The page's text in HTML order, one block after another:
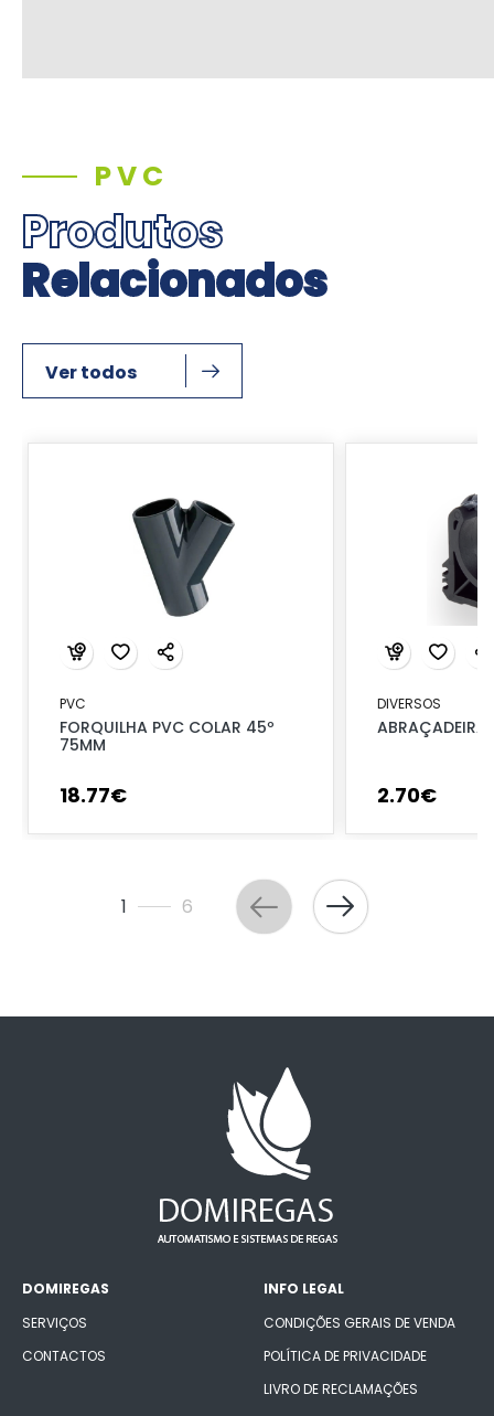
PVC
Produtos
Relacionados
Ver todos
PVC
FORQUILHA PVC COLAR 45º
75MM
18.77€
DIVERSOS
ABRAÇADEIRA
2.70€
1 6
DOMIREGAS
SERVIÇOS
CONTACTOS
INFO LEGAL
CONDIÇÕES GERAIS DE VENDA
POLÍTICA DE PRIVACIDADE
LIVRO DE RECLAMAÇÕES